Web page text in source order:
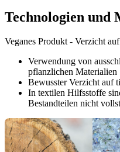
Technologien und
Veganes Produkt - Verzicht
Verwendung von
pflanzlichen Materialien
Bewusster Verzicht auf
In textilen Hilfsstoffe
Bestandteilen nicht